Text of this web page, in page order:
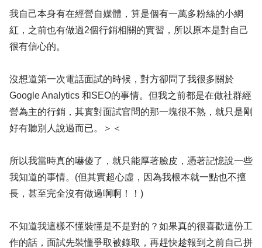
我自己本身有在經營自媒體，算是個有一萬多粉絲的小網
紅，之前也有做過2個行銷相關的實習，所以原本是對自己
很有信心的。
沒想道第一次電話面試的時候，對方卻問了我很多關於
Google Analytics 和SEO的事情。但我之前都是在做社群經
營為主的行銷，其實對面試官問的那一塊很不熟，就只是剛
好有聽別人說過而已。＞＜
所以我當時真的嚇傻了，就只能厚著臉皮，憑著記憶說一些
我知道的事情。(但其實超心虛，因為我根本就一點也不擅
長，甚至完全沒有做過啊啊！！)
不知道我這樣不懂裝懂是不是對的？如果真的很喜歡這份工
作的話，面試先裝懂爭取被錄取，再趕快趁報到之前自己拼